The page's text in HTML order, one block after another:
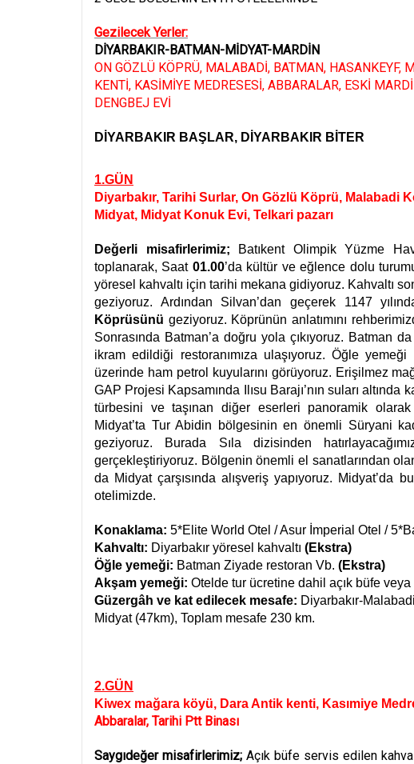
Gezilecek Yerler:
DİYARBAKIR-BATMAN-MİDYAT-MARDİN
ON GÖZLÜ KÖPRÜ, MALABADİ, BATMAN, HASANKEYF,
KENTİ, KASİMİYE MEDRESESİ, ABBARALAR, ESKİ
DENGBEJ EVİ
DİYARBAKIR BAŞLAR, DİYARBAKIR BİTER
1.GÜN
Diyarbakır, Tarihi Surlar, On Gözlü Köprü, Malabadi
Midyat, Midyat Konuk Evi, Telkari pazarı
Değerli misafirlerimiz; Batıkent Olimpik Yüzme
toplanarak, Saat 01.00’da kültür ve eğlence dolu
yöresel kahvaltı için tarihi mekana gidiyoruz. Kahvaltı
geziyoruz. Ardından Silvan’dan geçerek 1147
Köprüsünü geziyoruz. Köprünün anlatımını
Sonrasında Batman’a doğru yola çıkıyoruz. Batman
ikram edildiği restoranımıza ulaşıyoruz. Öğle
üzerinde ham petrol kuyularını görüyoruz. Erişilmez
GAP Projesi Kapsamında Ilısu Barajı’nın suları
türbesini ve taşınan diğer eserleri panoramik olarak
Midyat’ta Tur Abidin bölgesinin en önemli Süryani
geziyoruz. Burada Sıla dizisinden
gerçekleştiriyoruz. Bölgenin önemli el sanatlarından
da Midyat çarşısında alışveriş yapıyoruz. Midyat’da
otelimizde.
Konaklama: 5*Elite World Otel / Asur İmperial Otel /
Kahvaltı: Diyarbakır yöresel kahvaltı (Ekstra)
Öğle yemeği: Batman Ziyade restoran Vb. (Ekstra)
Akşam yemeği: Otelde tur ücretine dahil açık büfe
Güzergâh ve kat edilecek mesafe: Diyarbakır-
Midyat (47km), Toplam mesafe 230 km.
2.GÜN
Kiwex mağara köyü, Dara Antik kenti, Kasımiye
Abbaralar, Tarihi Ptt Binası
Saygıdeğer misafirlerimiz; Açık büfe servis edilen